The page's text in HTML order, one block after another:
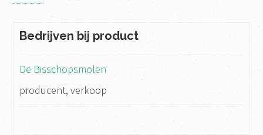
Bedrijven bij product
De Bisschopsmolen
producent, verkoop